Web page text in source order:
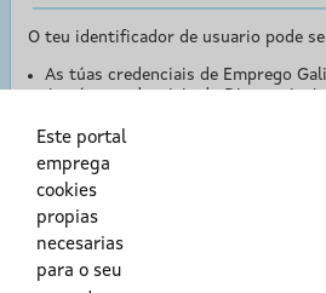
O teu identificador de usuario pode
As túas credenciais de Emprego
O teu DNI ou o teu NIE.
Este portal
emprega
cookies
propias
necesarias
para o seu